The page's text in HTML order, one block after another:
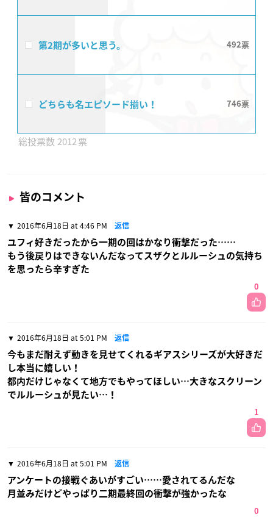
第2期が多いと思う。 492
どちらも名エピソード揃い！ 746
2012
皆のコメント
2016年6月18日 at 4:46 PM 返信
ユフィ好きだったから一期の回はかなり衝撃だった……
もう後戻りはできないんだなってスザクとルルーシュの気持ち
を思ったら辛すぎた
0
2016年6月18日 at 5:01 PM 返信
今もまだ耐えず動きを見せてくれるギアスシリーズが大好きだ
し本当に嬉しい！
都内だけじゃなくて地方でもやってほしい…大きなスクリーン
でルルーシュが見たい…！
1
2016年6月18日 at 5:01 PM 返信
アンケートの接戦ぐあいがすごい……愛されてるんだな
月並みだけどやっぱり二期最終回の衝撃が強かったな
0